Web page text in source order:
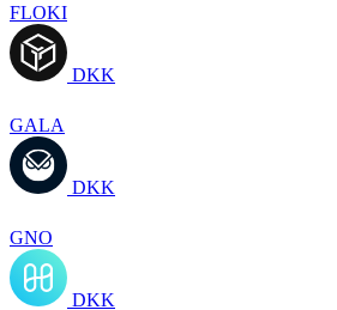
FLOKI
DKK
GALA
DKK
GNO
DKK